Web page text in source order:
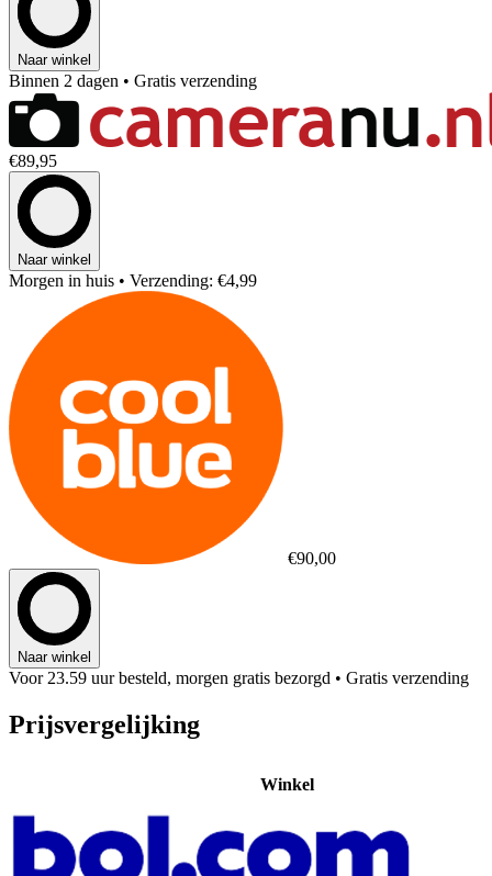
Naar winkel
Binnen 2 dagen • Gratis verzending
€89,95
Naar winkel
Morgen in huis • Verzending: €4,99
€90,00
Naar winkel
Voor 23.59 uur besteld, morgen gratis bezorgd • Gratis verzending
Prijsvergelijking
Winkel